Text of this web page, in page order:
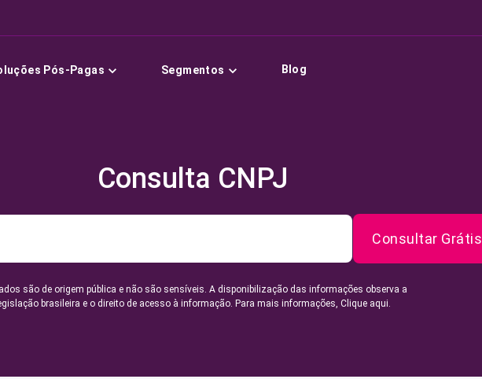
Pós-Pagas Segmentos Blog
Consulta CNPJ
Consultar Grátis
são de origem pública e não são sensíveis. A disponibilização das informações observa a
brasileira e o direito de acesso à informação. Para mais informações, Clique aqui.